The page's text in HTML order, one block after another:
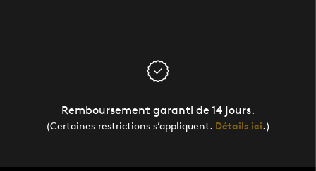
Remboursement garanti de 14 jours.
(Certaines restrictions s’appliquent. Détails ici.)